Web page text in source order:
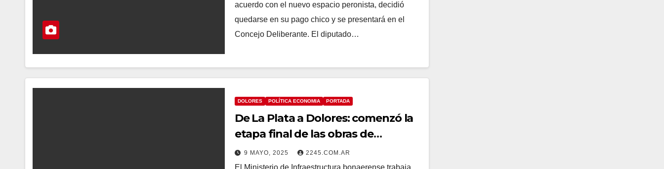
acuerdo con el nuevo espacio peronista, decidió
quedarse en su pago chico y se presentará en el
Concejo Deliberante. El diputado…
DOLORES POLÍTICA ECONOMIA PORTADA
De La Plata a Dolores: comenzó la
etapa final de las obras de
repavimentación en Ruta 2
9 MAYO, 2025 2245.COM.AR
El Ministerio de Infraestructura bonaerense trabaja